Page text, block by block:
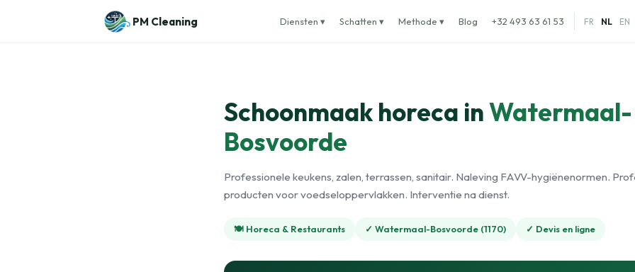
PM Cleaning Diensten ▾ Schatten ▾ Methode ▾ Blog +32 493 63 61 53 FR NL EN
Schoonmaak horeca inWatermaal-
Bosvoorde
Professionele keukens, zalen, terrassen, sanitair. Naleving FAVV-hygiënenormen.
producten voor voedseloppervlakken. Interventie na dienst.
🍽️ Horeca & Restaurants ✓ Watermaal-Bosvoorde (1170) ✓ Devis en ligne